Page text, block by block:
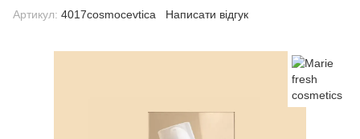
Артикул: 4017cosmocevtica Написати відгук